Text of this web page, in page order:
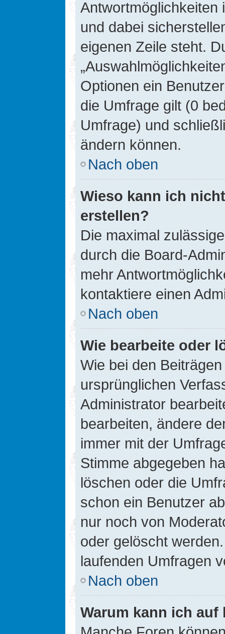
Antwortmöglichkeiten
und dabei
eigenen Zeile steht.
Optionen ein
die Umfrage gilt (0
Umfrage) und
ändern können.
Nach oben
Wieso kann ich
erstellen?
Die maximal
durch die Board-
mehr
kontaktiere einen
Nach oben
Wie bearbeite oder
Wie bei den
ursprünglichen
Administrator
bearbeiten, ändere
immer mit der
Stimme abgegeben
löschen oder die
schon ein Benutzer
nur noch von
oder gelöscht
laufenden Umfragen
Nach oben
Warum kann ich